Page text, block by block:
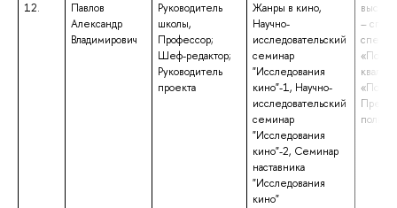
12.
Павлов
Александр
Владимирович
Руководитель
школы,
Профессор;
Шеф-редактор;
Руководитель
проекта
Жанры в кино,
Научно-
исследовательский
семинар
"Исследования
кино"-1, Научно-
исследовательский
семинар
"Исследования
кино"-2, Семинар
наставника
"Исследования
кино"
–